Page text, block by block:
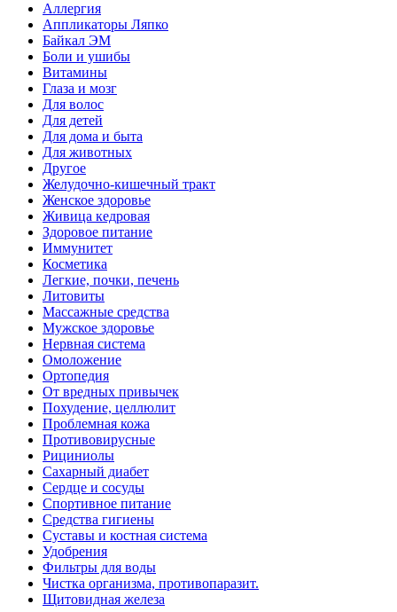
Аллергия
Аппликаторы Ляпко
Байкал ЭМ
Боли и ушибы
Витамины
Глаза и мозг
Для волос
Для детей
Для дома и быта
Для животных
Другое
Желудочно-кишечный тракт
Женское здоровье
Живица кедровая
Здоровое питание
Иммунитет
Косметика
Легкие, почки, печень
Литовиты
Массажные средства
Мужское здоровье
Нервная система
Омоложение
Ортопедия
От вредных привычек
Похудение, целлюлит
Проблемная кожа
Противовирусные
Рициниолы
Сахарный диабет
Сердце и сосуды
Спортивное питание
Средства гигиены
Суставы и костная система
Удобрения
Фильтры для воды
Чистка организма, противопаразит.
Щитовидная железа